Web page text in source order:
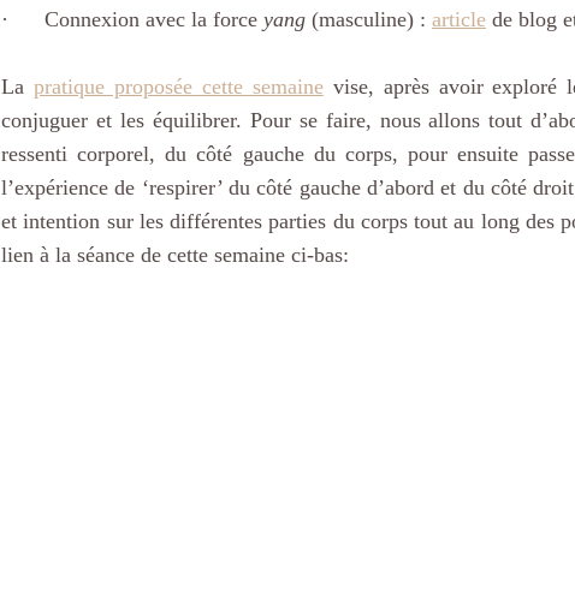
·      Connexion avec la force yang (masculine) : article de blog
La pratique proposée cette semaine vise, après avoir exploré
conjuguer et les équilibrer. Pour se faire, nous allons tout
ressenti corporel, du côté gauche du corps, pour ensuite
l’expérience de ‘respirer’ du côté gauche d’abord et du côté
et intention sur les différentes parties du corps tout au long des
lien à la séance de cette semaine ci-bas: